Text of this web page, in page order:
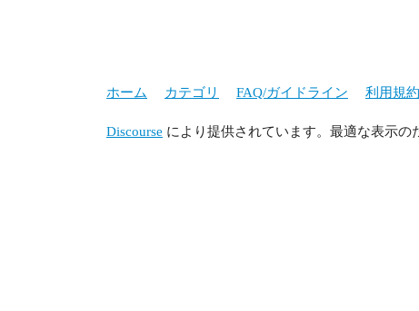
ホーム カテゴリ FAQ/ガイドライン 利用規約
Discourse により提供されています。最適な表示の